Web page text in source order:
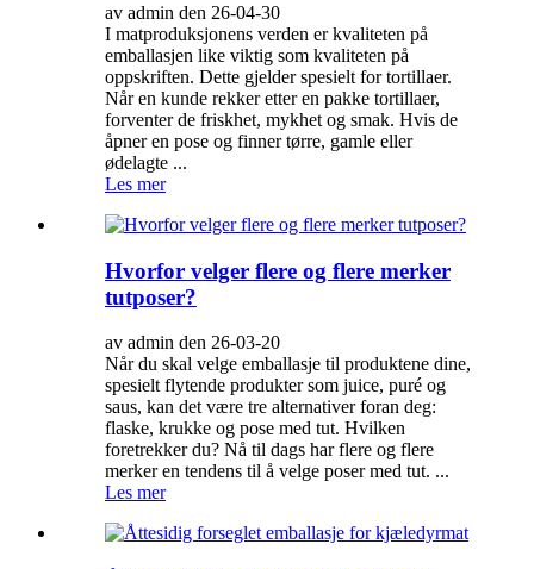
av admin den 26-04-30
I matproduksjonens verden er kvaliteten på
emballasjen like viktig som kvaliteten på
oppskriften. Dette gjelder spesielt for tortillaer.
Når en kunde rekker etter en pakke tortillaer,
forventer de friskhet, mykhet og smak. Hvis de
åpner en pose og finner tørre, gamle eller
ødelagte ...
Les mer
Hvorfor velger flere og flere merker
tutposer?
av admin den 26-03-20
Når du skal velge emballasje til produktene dine,
spesielt flytende produkter som juice, puré og
saus, kan det være tre alternativer foran deg:
flaske, krukke og pose med tut. Hvilken
foretrekker du? Nå til dags har flere og flere
merker en tendens til å velge poser med tut. ...
Les mer